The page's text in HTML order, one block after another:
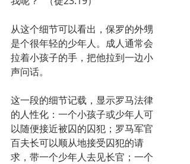
从这个细节可以看出，保罗的外甥
是个很年轻的少年人。成人通常会
拉着小孩子的手，把他拉到一边小
声问话。
这一段的细节记载，显示罗马法律
的人性化：一个小孩子或少年人可
以随便接近被囚的囚犯；罗马军官
百夫长可以顺从地接受囚犯的请
求，带一个少年人去见长官；一个